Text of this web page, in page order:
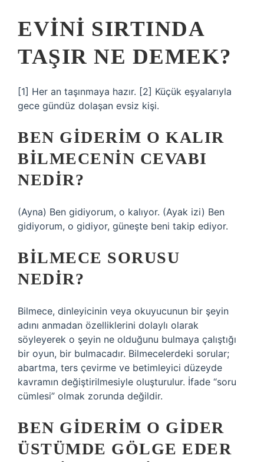
EVINI SIRTINDA
TAŞIR NE DEMEK?
[1] Her an taşınmaya hazır. [2] Küçük eşyalarıyla
gece gündüz dolaşan evsiz kişi.
BEN GIDERIM O KALIR
BILMECENIN CEVABI
NEDIR?
(Ayna) Ben gidiyorum, o kalıyor. (Ayak izi) Ben
gidiyorum, o gidiyor, güneşte beni takip ediyor.
BILMECE SORUSU
NEDIR?
Bilmece, dinleyicinin veya okuyucunun bir şeyin
adını anmadan özelliklerini dolaylı olarak
söyleyerek o şeyin ne olduğunu bulmaya çalıştığı
bir oyun, bir bulmacadır. Bilmecelerdeki sorular;
abartma, ters çevirme ve betimleyici düzeyde
kavramın değiştirilmesiyle oluşturulur. İfade “soru
cümlesi” olmak zorunda değildir.
BEN GIDERIM O GIDER
ÜSTÜMDE GÖLGE EDER